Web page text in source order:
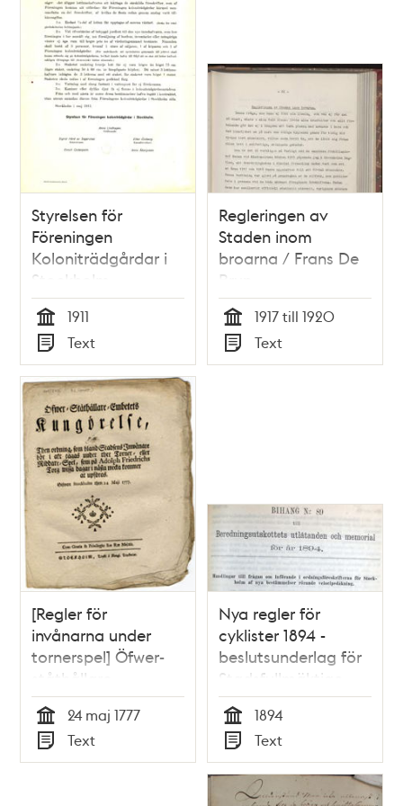
förrätta.
Styrelsen för
Föreningen
Koloniträdgårdar i
Stockholm
påminner
lottinnehavarna om
några regler
Tid
1911
Typ
Text
Regleringen av
Staden inom
broarna / Frans De
Brun
Tid
1917 till 1920
Typ
Text
[Regler för
invånarna under
tornerspel] Öfwer-
ståthållare-
embetets
kungörelse, om then
ordning, som bland
stadsens inwånare
Tid
24 maj 1777
Typ
Text
Nya regler för
cyklister 1894 -
beslutsunderlag för
Stadsfullmäktige
Tid
1894
Typ
Text